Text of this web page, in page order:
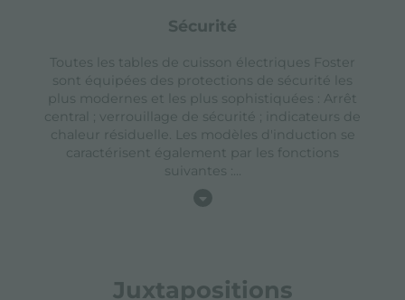
sécurité
Toutes les tables de cuisson électriques Foster
sont équipées des protections de sécurité les
plus modernes et les plus sophistiquées : Arrêt
central ; verrouillage de sécurité ; indicateurs de
chaleur résiduelle. Les modèles d'induction se
caractérisent également par les fonctions
suivantes :...
Juxtapositions